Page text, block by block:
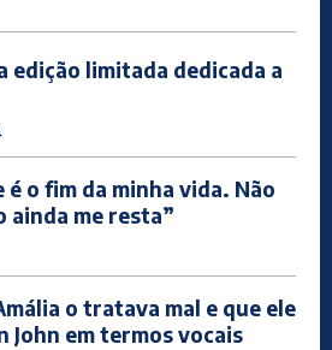
edição limitada dedicada a
é o fim da minha vida. Não
ainda me resta”
o tratava mal e que ele
John em termos vocais